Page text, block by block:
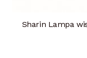
Sharin Lampa